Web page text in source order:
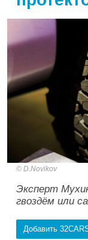
D.Novikov
Эксперт
гвоздём или
Добавить